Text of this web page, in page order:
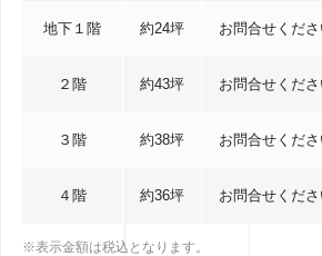
地下１階 約24坪 お問合せくだ
２階 約43坪 お問合せくだ
３階 約38坪 お問合せくだ
４階 約36坪 お問合せくだ
※表示金額は税込となります。